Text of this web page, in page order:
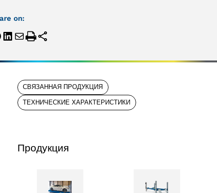
on:
СВЯЗАННАЯ ПРОДУКЦИЯ
ТЕХНИЧЕСКИЕ ХАРАКТЕРИСТИКИ
Продукция